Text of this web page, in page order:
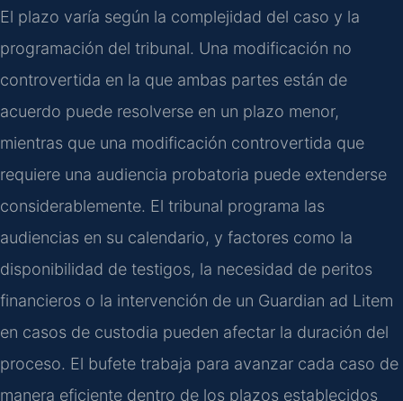
El plazo varía según la complejidad del caso y la
programación del tribunal. Una modificación no
controvertida en la que ambas partes están de
acuerdo puede resolverse en un plazo menor,
mientras que una modificación controvertida que
requiere una audiencia probatoria puede extenderse
considerablemente. El tribunal programa las
audiencias en su calendario, y factores como la
disponibilidad de testigos, la necesidad de peritos
financieros o la intervención de un Guardian ad Litem
en casos de custodia pueden afectar la duración del
proceso. El bufete trabaja para avanzar cada caso de
manera eficiente dentro de los plazos establecidos